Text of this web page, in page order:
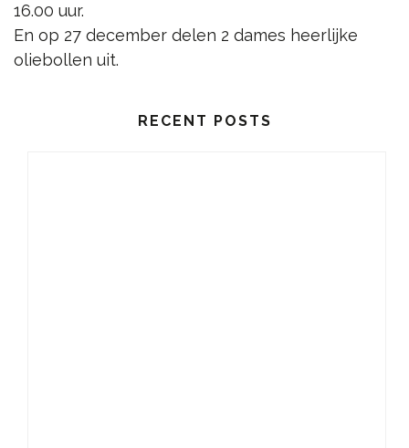
16.00 uur.
En op 27 december delen 2 dames heerlijke
oliebollen uit.
RECENT POSTS